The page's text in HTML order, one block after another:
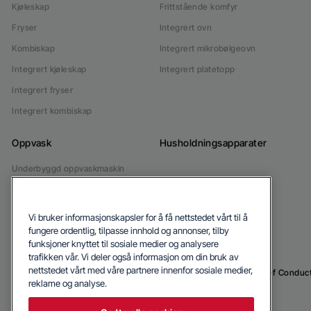
Kjøleskap
Fryser
Kombiskap
Integrert kjøleskap
Integrert fryser
Integrert kombiskap
Frittstående komfyr
Integrert ovn
Integrert mikrobølgeovn
Integrert platetopp
Oppvask
Underbyggd oppvaskmaskin
Husholdningsapparater
© 2026 Blomberg Privacy Policy Cookie Policy Code of
Vi bruker informasjonskapsler for å få nettstedet vårt til å
fungere ordentlig, tilpasse innhold og annonser, tilby
funksjoner knyttet til sosiale medier og analysere
trafikken vår. Vi deler også informasjon om din bruk av
nettstedet vårt med våre partnere innenfor sosiale medier,
reklame og analyse.